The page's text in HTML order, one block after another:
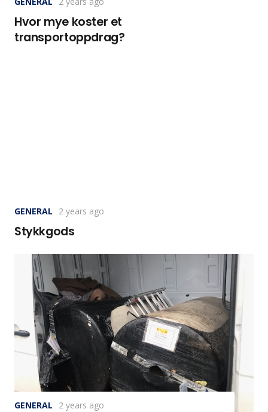
Hvor mye koster et
transportoppdrag?
GENERAL 2 years ago
Stykkgods
GENERAL 2 years ago